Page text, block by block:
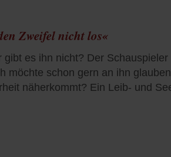
Zweifel nicht los«
gibt es ihn nicht? Der Schauspieler
möchte schon gern an ihn
näherkommt? Ein Leib- und